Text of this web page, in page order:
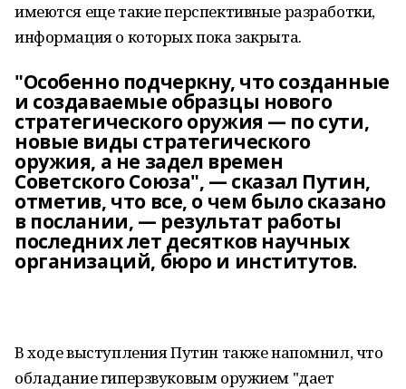
имеются еще такие перспективные разработки,
информация о которых пока закрыта.
"Особенно подчеркну, что созданные
и создаваемые образцы нового
стратегического оружия — по сути,
новые виды стратегического
оружия, а не задел времен
Советского Союза", — сказал Путин,
отметив, что все, о чем было сказано
в послании, — результат работы
последних лет десятков научных
организаций, бюро и институтов.
В ходе выступления Путин также напомнил, что
обладание гиперзвуковым оружием "дает